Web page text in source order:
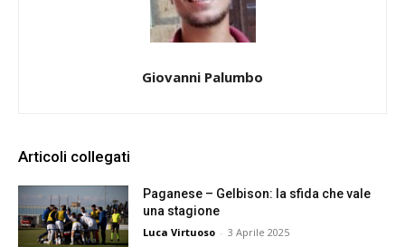
Giovanni Palumbo
Articoli collegati
Paganese – Gelbison: la sfida che vale
una stagione
Luca Virtuoso - 3 Aprile 2025